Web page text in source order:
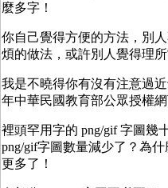
麼多字！
你自己覺得方便的方法，別
煩的做法，或許別人覺得理所
我是不曉得你有沒有注意過
年中華民國教育部公眾授權
裡頭罕用字的 png/gif 字圖幾
png/gif字圖數量減少了？為
更多了！